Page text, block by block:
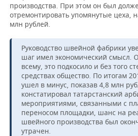
производства. При этом он был
отремонтировать упомянутые цеха,
млн рублей.
Руководство швейной фабрики
шаг имел экономический смысл.
всему, это подкосило и без того
средствах общество. По итогам
ушел в минус, показав 4,8 млн
констатировал татарстанский
мероприятиями, связанными с
переносом площадки, шанс на
швейного производства был
утрачен.